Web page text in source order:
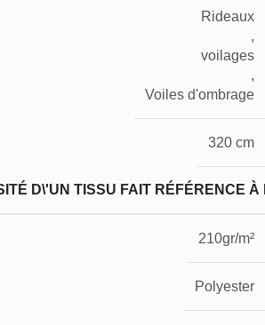
Rideaux
,
voilages
,
Voiles d'ombrage
320 cm
D\'UN TISSU FAIT RÉFÉRENCE
210gr/m²
Polyester